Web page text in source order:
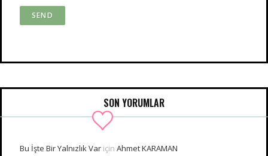
SON YORUMLAR
Bu İşte Bir Yalnızlık Var için Ahmet KARAMAN